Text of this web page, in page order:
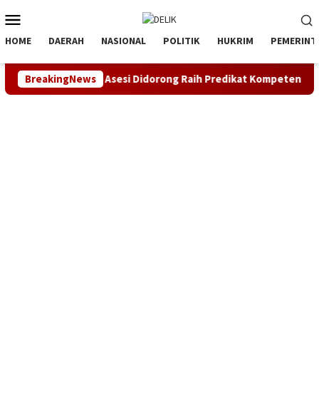
ke
kontenMobile
HOME DAERAH NASIONAL POLITIK HUKRIM
BreakingNews
SDM, Asesi Didorong Raih Predikat Kompeten